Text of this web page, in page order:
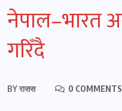
नेपाल–भारत
गरिँदै
BYरासस 0 COMMENTS